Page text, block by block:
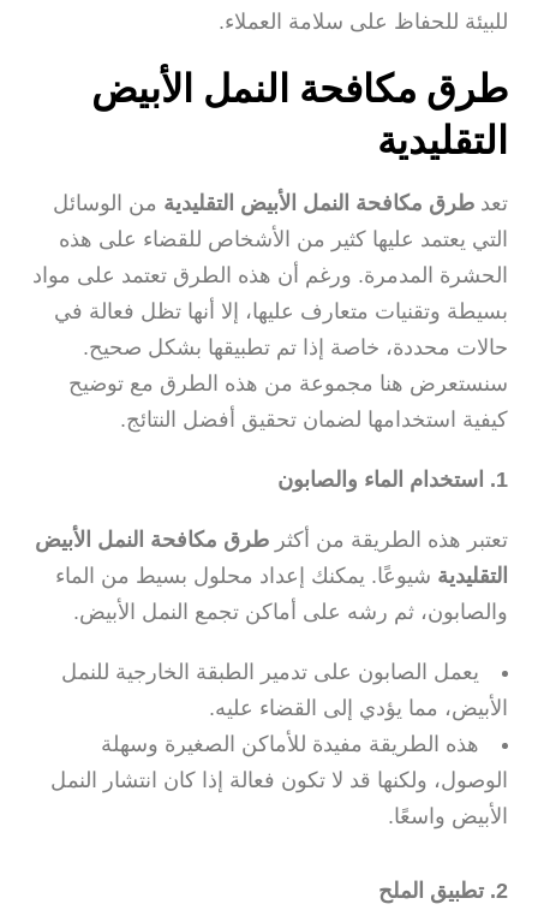
للبيئة للحفاظ على سلامة العملاء.
طرق مكافحة النمل الأبيض
التقليدية
تعد طرق مكافحة النمل الأبيض التقليدية من الوسائل
التي يعتمد عليها كثير من الأشخاص للقضاء على هذه
الحشرة المدمرة. ورغم أن هذه الطرق تعتمد على مواد
بسيطة وتقنيات متعارف عليها، إلا أنها تظل فعالة في
حالات محددة، خاصة إذا تم تطبيقها بشكل صحيح.
سنستعرض هنا مجموعة من هذه الطرق مع توضيح
كيفية استخدامها لضمان تحقيق أفضل النتائج.
1. استخدام الماء والصابون
تعتبر هذه الطريقة من أكثر طرق مكافحة النمل الأبيض
التقليدية شيوعًا. يمكنك إعداد محلول بسيط من الماء
والصابون، ثم رشه على أماكن تجمع النمل الأبيض.
يعمل الصابون على تدمير الطبقة الخارجية للنمل
الأبيض، مما يؤدي إلى القضاء عليه.
هذه الطريقة مفيدة للأماكن الصغيرة وسهلة
الوصول، ولكنها قد لا تكون فعالة إذا كان انتشار النمل
الأبيض واسعًا.
2. تطبيق الملح